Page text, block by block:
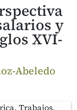
y
XVI-
Abeledo